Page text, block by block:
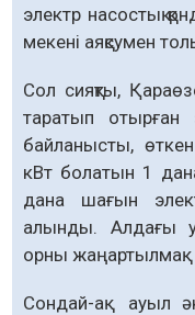
электр насостық
мекені аяқсумен
Сол сияқты,
таратып отырған
байланысты,
кВт болатын 1
дана шағын
алынды. Алдағы
орны жаңартылмақ.
Сондай-ақ ауыл